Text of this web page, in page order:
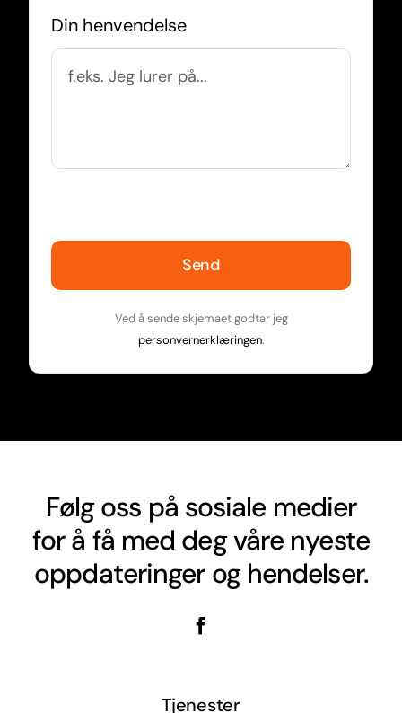
Din henvendelse
Send
Ved å sende skjemaet godtar jeg
personvernerklæringen.
Følg oss på sosiale medier
for å få med deg våre nyeste
oppdateringer og hendelser.
Tjenester